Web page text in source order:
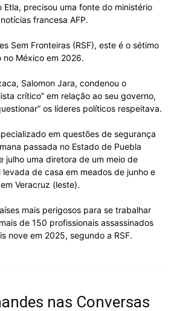
Etla, precisou uma fonte do ministério
francesa AFP.
Sem Fronteiras (RSF), este é o sétimo
no México em 2026.
Salomon Jara, condenou o
crítico” em relação ao seu governo,
os líderes políticos respeitava.
em questões de segurança
passada no Estado de Puebla
julho uma diretora de um meio de
de casa em meados de junho e
Veracruz (leste).
mais perigosos para se trabalhar
de 150 profissionais assassinados
nove em 2025, segundo a RSF.
nas Conversas